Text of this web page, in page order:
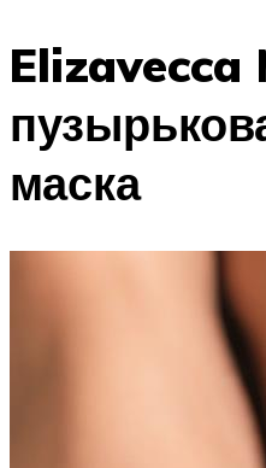
маска